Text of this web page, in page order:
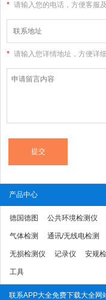
* 请输入您的电话，方便客
* 请输入您详情地址，方便
产品中心
德国德图 公共环境检测仪
气体检测 通讯/无线电检测
无损检测仪 记录仪 安规
工具
联系APP大全免费下载大全网